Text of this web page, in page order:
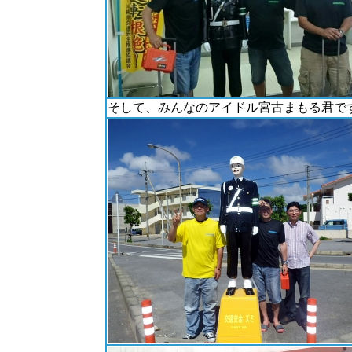
そして、みんなのアイドル宮古まもる君で